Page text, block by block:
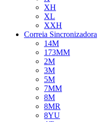
XH
XL
XXH
Correia Sincronizadora
14M
173MM
2M
3M
5M
7MM
8M
8MR
8YU